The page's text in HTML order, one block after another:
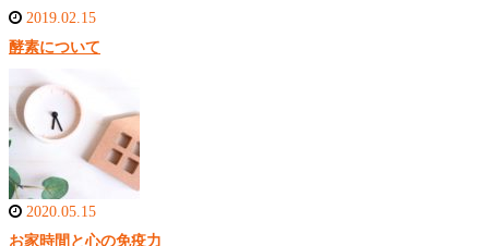
2019.02.15
酵素について
2020.05.15
お家時間と心の免疫力